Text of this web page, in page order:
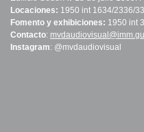
Locaciones: 1950 int 1634/2336/
Fomento y exhibiciones: 1950 int
Contacto:
Instagram: @mvdaudiovisual